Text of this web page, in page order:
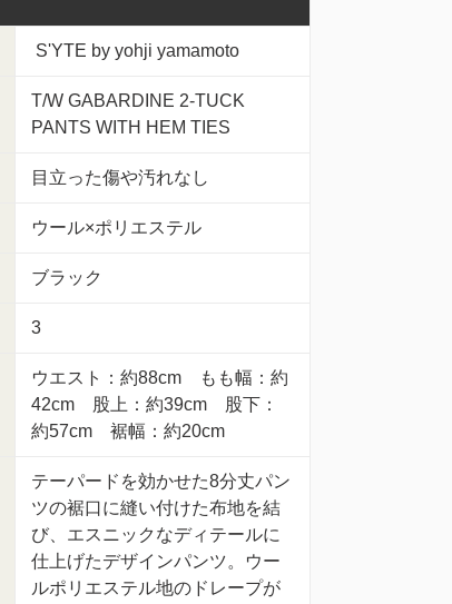
S'YTE by yohji yamamoto
T/W GABARDINE 2-TUCK
PANTS WITH HEM TIES
目立った傷や汚れなし
ウール×ポリエステル
ブラック
3
ウエスト：約88cm もも幅：約
42cm 股上：約39cm 股下：
約57cm 裾幅：約20cm
テーパードを効かせた8分丈パン
ツの裾口に縫い付けた布地を結
び、エスニックなディテールに
仕上げたデザインパンツ。ウー
ルポリエステル地のドレープが